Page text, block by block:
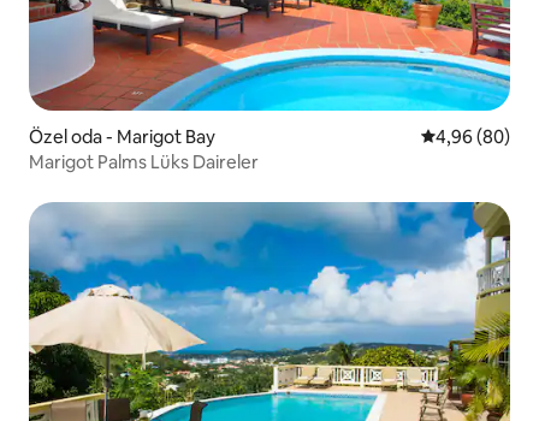
Özel oda - Marigot Bay 5 üzerinden
4,96 (80)
Marigot Palms Lüks Daireler